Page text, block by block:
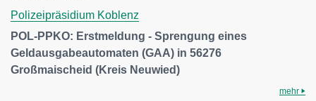
Polizeipräsidium Koblenz
POL-PPKO: Erstmeldung - Sprengung eines
Geldausgabeautomaten (GAA) in 56276
Großmaischeid (Kreis Neuwied)
mehr